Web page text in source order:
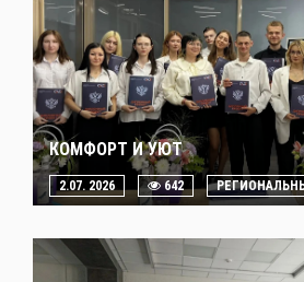
КОМФОРТ И УЮТ
2.07. 2026 642